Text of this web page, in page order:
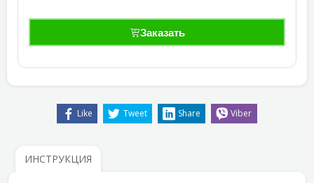
Заказать
Like Tweet Share Viber
ИНСТРУКЦИЯ